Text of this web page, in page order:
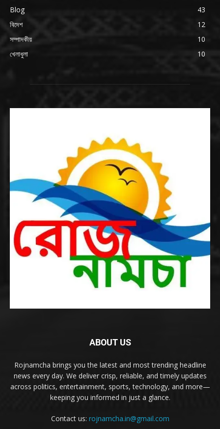
Blog
43
বিদেশ
12
সম্পাদকীয়
10
খেলাধুলা
10
ABOUT US
Rojnamcha brings you the latest and most trending headline
news every day. We deliver crisp, reliable, and timely updates
across politics, entertainment, sports, technology, and more—
keeping you informed in just a glance.
Contact us: rojnamcha.in@gmail.com